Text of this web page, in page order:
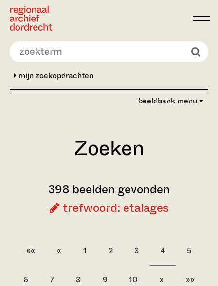
Ga direct naar de inhoud
mijn zoekopdrachten
beeldbank menu
Zoeken
398 beelden gevonden
trefwoord: etalages
«« « 1 2 3 4 5
6 7 8 9 10 » »»